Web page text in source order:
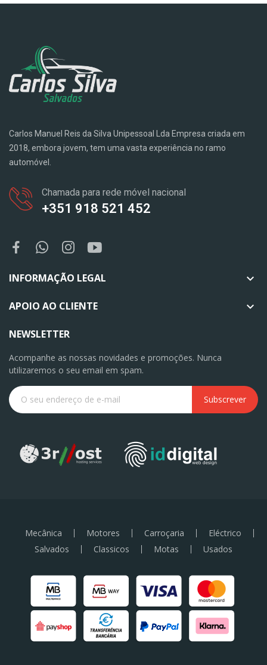
Carlos Manuel Reis da Silva Unipessoal Lda Empresa criada em
2018, embora jovem, tem uma vasta experiência no ramo
automóvel.
Chamada para rede móvel nacional
+351 918 521 452
INFORMAÇÃO LEGAL 
APOIO AO CLIENTE 
NEWSLETTER
Acompanhe as nossas novidades e promoções. Nunca
utilizaremos o seu email em spam.
Subscrever
Mecânica Motores Carroçaria
Eléctrico
Salvados
Classicos Motas Usados